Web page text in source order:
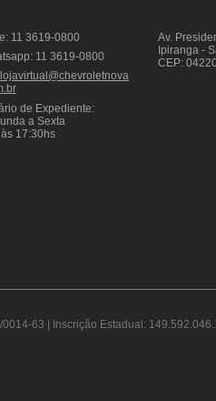
11 3619-0800
11 3619-0800
de Expediente:
a Sexta
17:30hs
Av.
Ipiranga -
CEP:
63 | Inscrição Estadual: